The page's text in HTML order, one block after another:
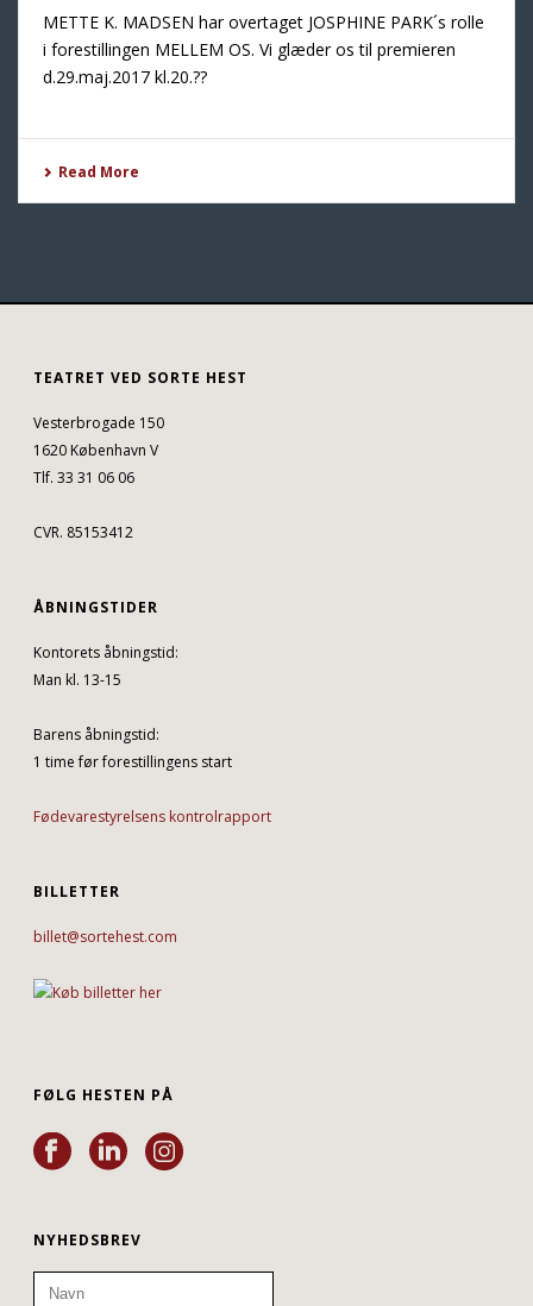
METTE K. MADSEN har overtaget JOSPHINE PARK´s rolle
i forestillingen MELLEM OS. Vi glæder os til premieren
d.29.maj.2017 kl.20.??
Read More
TEATRET VED SORTE HEST
Vesterbrogade 150
1620 København V
Tlf. 33 31 06 06
CVR. 85153412
ÅBNINGSTIDER
Kontorets åbningstid:
Man kl. 13-15
Barens åbningstid:
1 time før forestillingens start
Fødevarestyrelsens kontrolrapport
BILLETTER
billet@sortehest.com
FØLG HESTEN PÅ
NYHEDSBREV